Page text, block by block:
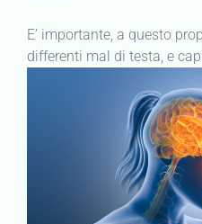
E’ importante, a questo
differenti mal di testa, e